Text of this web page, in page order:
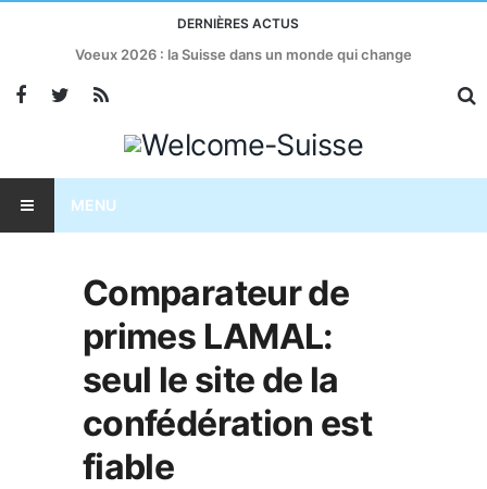
DERNIÈRES ACTUS
Taxes américaines : l’économie suisse menacée?
MENU
Comparateur de
primes LAMAL:
seul le site de la
confédération est
fiable